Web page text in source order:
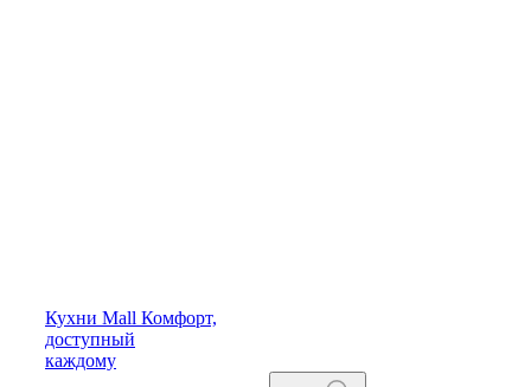
Кухни Mall Комфорт,
доступный
каждому